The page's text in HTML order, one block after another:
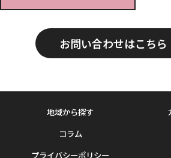
お問い合わせはこちら
地域から探す
コラム
プライバシーポリシー